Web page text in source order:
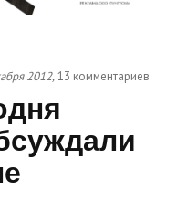
2012,13 комментариев